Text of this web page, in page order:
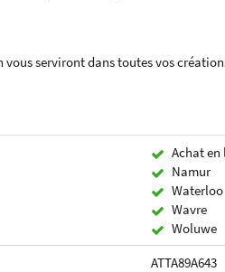
vous serviront dans toutes vos
Achat en
Namur
Waterloo
Wavre
Woluwe
ATTA89A643